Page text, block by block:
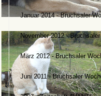
Januar 2014 - Bruchsaler
November 2012 -
März 2012 - Bruchsaler
Juni 2011 - Bruchsaler